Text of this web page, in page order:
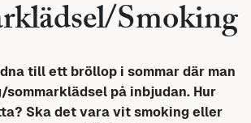
Smoking
till ett bröllop i sommar där man
på inbjudan. Hur
Ska det vara vit smoking eller